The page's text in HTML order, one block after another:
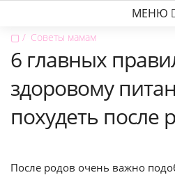
МЕНЮ
▢ Советы мамам
6 главных
здоровому
похудеть после
После родов очень важно